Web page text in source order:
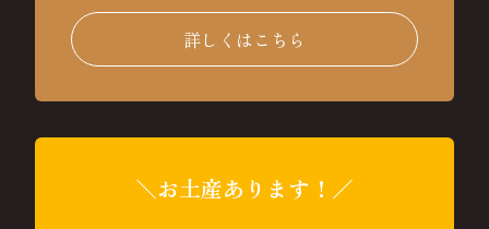
詳しくはこちら
＼お土産あります！／